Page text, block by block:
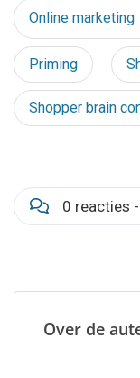
Online marketing
Priming
Shopper brain
0 reacties
Over de